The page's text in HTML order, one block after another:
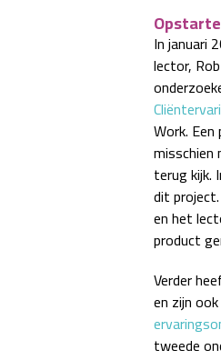
In januari
lector,
Work.
terug kijk.
dit
en het
product
Verder
en zijn ook
tweede